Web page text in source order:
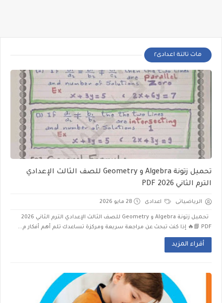
ماث تالتة اعدادى٢
تحميل زتونة Algebra و Geometry للصف الثالث الإعدادي
الترم الثاني 2026 PDF
الرياضياتى اعدادى 28 مايو 2026
تحميل زتونة Algebra و Geometry للصف الثالث الإعدادي الترم الثاني 2026
PDF 📘🔥 إذا كنت تبحث عن مراجعة سريعة ومركزة تساعدك تلم أهم أفكار م...
أقراء المزيد